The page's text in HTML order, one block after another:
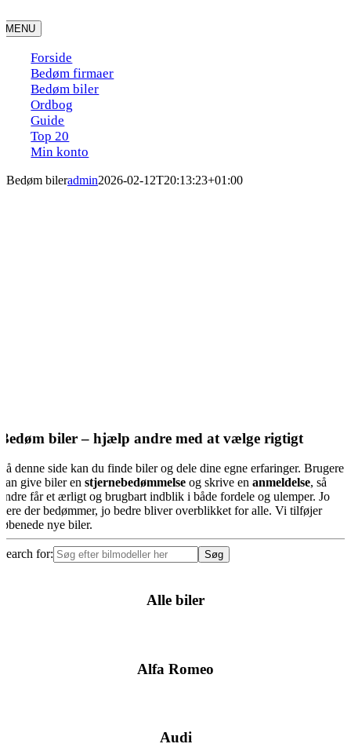
to
content
MENU
Forside
Bedøm firmaer
Bedøm biler
Ordbog
Guide
Top 20
Min konto
Bedøm bileradmin2026-02-12T20:13:23+01:00
Bedøm biler – hjælp andre med at vælge rigtigt
På denne side kan du finde biler og dele dine egne erfaringer. Brugere
kan give biler enstjernebedømmelse og skrive enanmeldelse, så
andre får et ærligt og brugbart indblik i både fordele og ulemper. Jo
flere der bedømmer, jo bedre bliver overblikket for alle. Vi tilføjer
løbenede nye biler.
Search for:
Alle biler
Alfa Romeo
Audi